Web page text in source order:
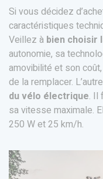
Si vous décidez
caractéristiques
Veillez à bien choisir
autonomie, sa
amovibilité et son
de la remplacer.
du vélo électrique. Il
sa vitesse maximale.
250 W et 25 km/h.